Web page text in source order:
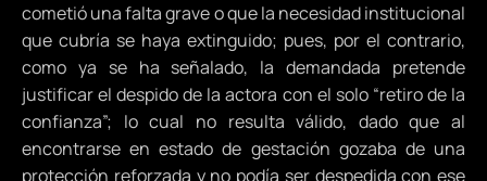
cometió una falta grave o que la necesidad institucional
que cubría se haya extinguido; pues, por el contrario,
como ya se ha señalado, la demandada pretende
justificar el despido de la actora con el solo “retiro de la
confianza”; lo cual no resulta válido, dado que al
encontrarse en estado de gestación gozaba de una
protección reforzada y no podía ser despedida con ese